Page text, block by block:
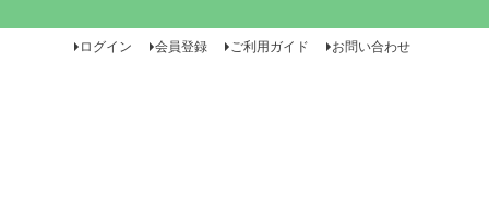
ログイン 会員登録 ご利用ガイド お問い合わせ